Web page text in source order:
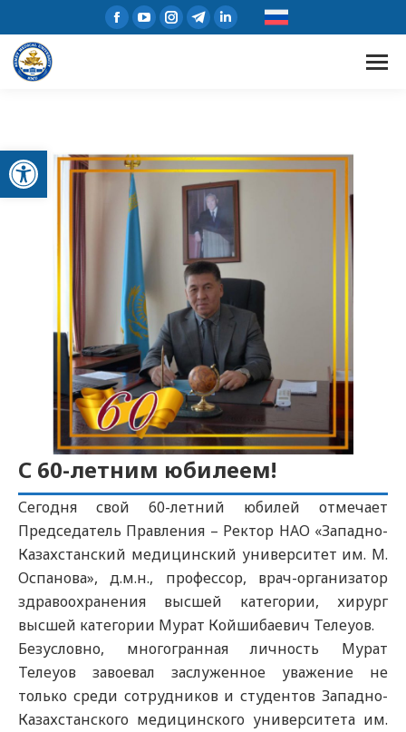
Открыть панель инструментов
С 60-летним юбилеем!
Сегодня свой 60-летний юбилей отмечает
Председатель Правления – Ректор НАО «Западно-
Казахстанский медицинский университет им. М.
Оспанова», д.м.н., профессор, врач-организатор
здравоохранения высшей категории, хирург
высшей категории Мурат Койшибаевич Телеуов.
Безусловно, многогранная личность Мурат
Телеуов завоевал заслуженное уважение не
только среди сотрудников и студентов Западно-
Казахстанского медицинского университета им.